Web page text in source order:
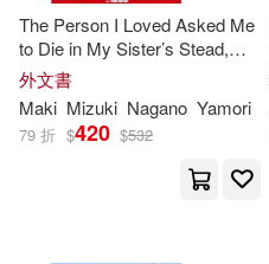
The Person I Loved Asked Me
to Die in My Sister’s Stead,
Volume 3
外文書
Maki Mizuki Nagano Yamori
79 折 $420 $532